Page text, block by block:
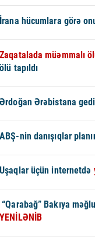
İrana hücumlara görə
Zaqatalada müəmmalı
ölü tapıldı
Ərdoğan Ərəbistana
ABŞ-nin danışıqlar
Uşaqlar üçün internetdə
“Qarabağ” Bakıya
YENİLƏNİB